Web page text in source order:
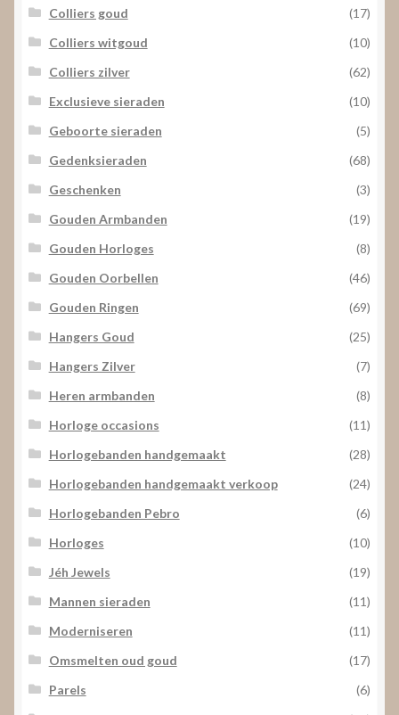
Colliers goud
(17)
Colliers witgoud
(10)
Colliers zilver
(62)
Exclusieve sieraden
(10)
Geboorte sieraden
(5)
Gedenksieraden
(68)
Geschenken
(3)
Gouden Armbanden
(19)
Gouden Horloges
(8)
Gouden Oorbellen
(46)
Gouden Ringen
(69)
Hangers Goud
(25)
Hangers Zilver
(7)
Heren armbanden
(8)
Horloge occasions
(11)
Horlogebanden handgemaakt
(28)
Horlogebanden handgemaakt verkoop
(24)
Horlogebanden Pebro
(6)
Horloges
(10)
Jéh Jewels
(19)
Mannen sieraden
(11)
Moderniseren
(11)
Omsmelten oud goud
(17)
Parels
(6)